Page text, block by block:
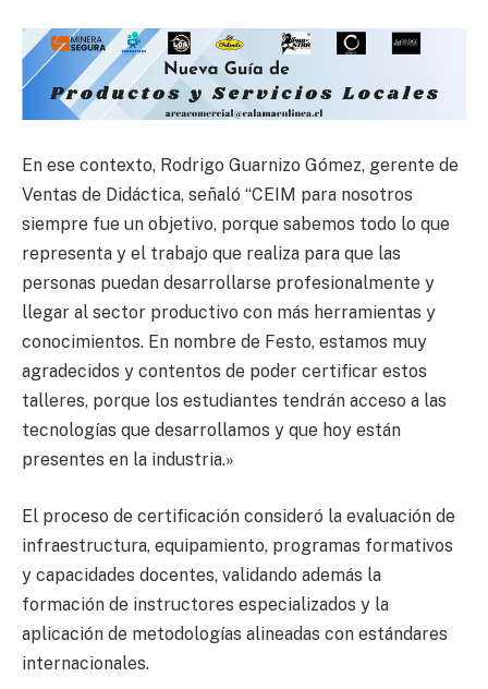
En ese contexto, Rodrigo Guarnizo Gómez, gerente de
Ventas de Didáctica, señaló “CEIM para nosotros
siempre fue un objetivo, porque sabemos todo lo que
representa y el trabajo que realiza para que las
personas puedan desarrollarse profesionalmente y
llegar al sector productivo con más herramientas y
conocimientos. En nombre de Festo, estamos muy
agradecidos y contentos de poder certificar estos
talleres, porque los estudiantes tendrán acceso a las
tecnologías que desarrollamos y que hoy están
presentes en la industria.»
El proceso de certificación consideró la evaluación de
infraestructura, equipamiento, programas formativos
y capacidades docentes, validando además la
formación de instructores especializados y la
aplicación de metodologías alineadas con estándares
internacionales.